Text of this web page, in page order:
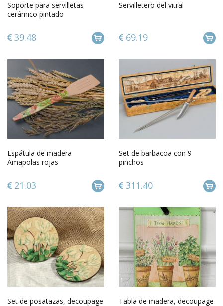
Soporte para servilletas
cerámico pintado
39.48
Servilletero del vitral
69.19
Espátula de madera
Amapolas rojas
21.03
Set de barbacoa con 9
pinchos
311.40
Set de posatazas, decoupage Tabla de madera, decoupage